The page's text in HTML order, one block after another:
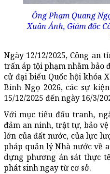
Ông Phạm Quang
Xuân Ánh, Giám đốc
Ngày 12/12/2025, Công an
trấn áp tội phạm nhằm bảo
cử đại biểu Quốc hội khóa
Bính Ngọ 2026, các sự
15/12/2025 đến ngày 16/3/
Với mục tiêu đấu tranh,
đảm an ninh, trật tự, bảo
lớn của đất nước, của lực
pháp quản lý Nhà nước về
dựng phương án sát thực
phát sinh ngay từ cơ sở.